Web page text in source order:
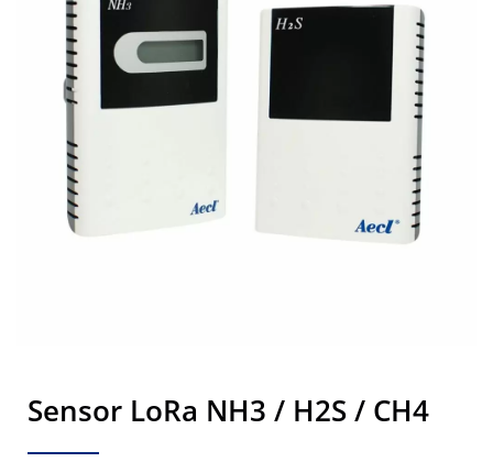
Sensor LoRa NH3 / H2S / CH4